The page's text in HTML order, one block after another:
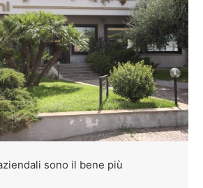
sono il bene più